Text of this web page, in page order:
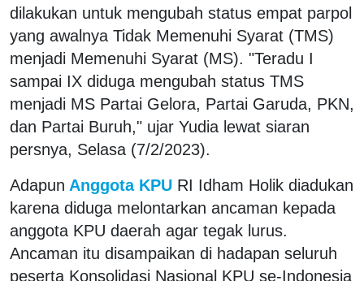
dilakukan untuk mengubah status empat parpol
yang awalnya Tidak Memenuhi Syarat (TMS)
menjadi Memenuhi Syarat (MS). "Teradu I
sampai IX diduga mengubah status TMS
menjadi MS Partai Gelora, Partai Garuda, PKN,
dan Partai Buruh," ujar Yudia lewat siaran
persnya, Selasa (7/2/2023).
Adapun Anggota KPU RI Idham Holik diadukan
karena diduga melontarkan ancaman kepada
anggota KPU daerah agar tegak lurus.
Ancaman itu disampaikan di hadapan seluruh
peserta Konsolidasi Nasional KPU se-Indonesia